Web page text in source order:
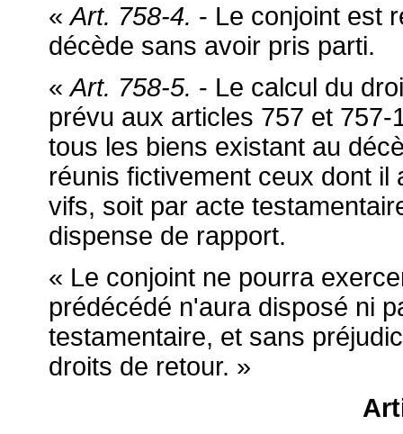
«Art. 758-4. - Le conjoint est
décède sans avoir pris parti.
«Art. 758-5. - Le calcul du
prévu aux articles 757 et
tous les biens existant au
réunis fictivement ceux dont
vifs, soit par acte
dispense de rapport.
« Le conjoint ne pourra
prédécédé n'aura disposé ni
testamentaire, et sans
droits de retour. »